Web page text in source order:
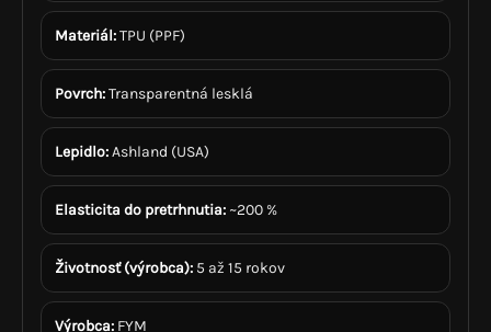
Materiál:TPU (PPF)
Povrch:Transparentná lesklá
Lepidlo:Ashland (USA)
Elasticita do pretrhnutia: ~200 %
Životnosť (výrobca): 5 až 15 rokov
Výrobca: FYM